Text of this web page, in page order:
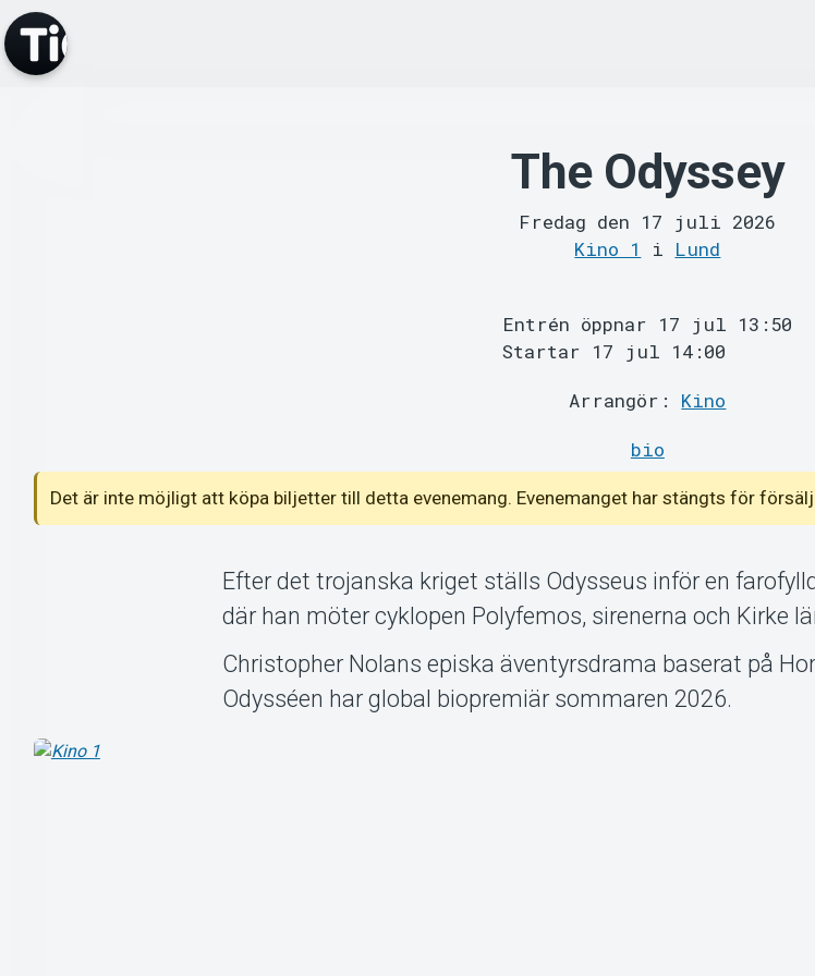
The Odyssey
Fredag den 17 juli 2026
Kino 1
i Lund
Entrén öppnar 17 jul 13:50
Startar 17 jul 14:00
Arrangör: Kino
bio
Det är inte möjligt att köpa biljetter till detta evenemang. Evenemanget har stängts för
Efter det trojanska kriget ställs Odysseus inför en
där han möter cyklopen Polyfemos, sirenerna och Kirke
Christopher Nolans episka äventyrsdrama baserat på
Odysséen har global biopremiär sommaren 2026.